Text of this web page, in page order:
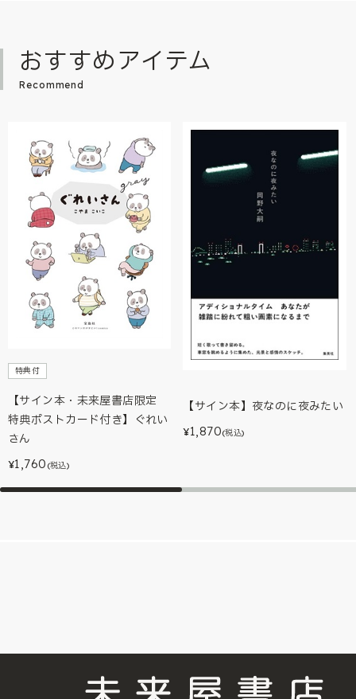
おすすめアイテム
Recommend
特典付
【サイン本・未来屋書店限定
特典ポストカード付き】ぐれい
さん
¥1,760 (税込)
【サイン本】夜なのに夜みたい
¥1,870(税込)